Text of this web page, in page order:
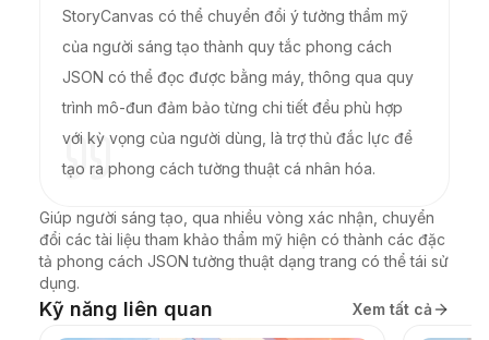
StoryCanvas có thể chuyển đổi ý tưởng thẩm mỹ
của người sáng tạo thành quy tắc phong cách
JSON có thể đọc được bằng máy, thông qua quy
trình mô-đun đảm bảo từng chi tiết đều phù hợp
với kỳ vọng của người dùng, là trợ thủ đắc lực để
tạo ra phong cách tường thuật cá nhân hóa.
Giúp người sáng tạo, qua nhiều vòng xác nhận, chuyển
đổi các tài liệu tham khảo thẩm mỹ hiện có thành các đặc
tả phong cách JSON tường thuật dạng trang có thể tái sử
dụng.
Kỹ năng liên quan Xem tất cả